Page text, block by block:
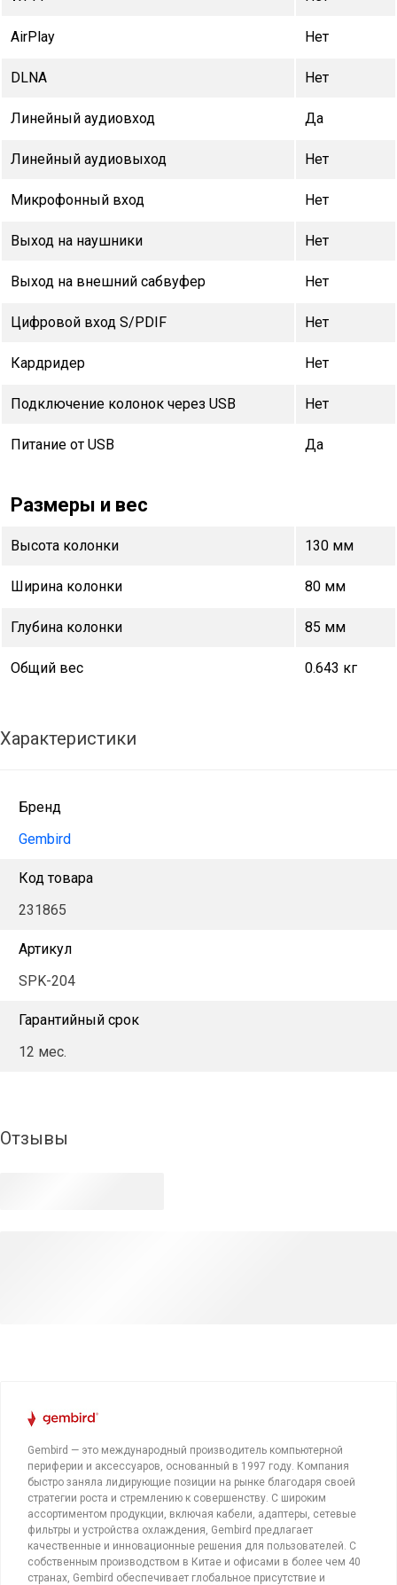
AirPlay Нет
DLNA Нет
Линейный аудиовход Да
Линейный аудиовыход Нет
Микрофонный вход Нет
Выход на наушники Нет
Выход на внешний сабвуфер Нет
Цифровой вход S/PDIF Нет
Кардридер Нет
Подключение колонок через USB Нет
Питание от USB Да
Размеры и вес
Высота колонки 130 мм
Ширина колонки 80 мм
Глубина колонки 85 мм
Общий вес 0.643 кг
Характеристики
Бренд
Gembird
Код товара
231865
Артикул
SPK-204
Гарантийный срок
12 мес.
Отзывы
Gembird — это международный производитель компьютерной
периферии и аксессуаров, основанный в 1997 году. Компания
быстро заняла лидирующие позиции на рынке благодаря своей
стратегии роста и стремлению к совершенству. С широким
ассортиментом продукции, включая кабели, адаптеры, сетевые
фильтры и устройства охлаждения, Gembird предлагает
качественные и инновационные решения для пользователей. С
собственным производством в Китае и офисами в более чем 40
странах, Gembird обеспечивает глобальное присутствие и